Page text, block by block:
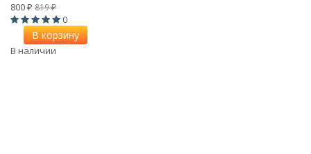
800 ₽ 819₽
0
В корзину
В наличии